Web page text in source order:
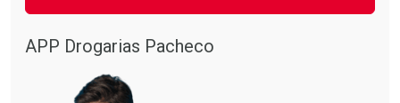
APP Drogarias Pacheco